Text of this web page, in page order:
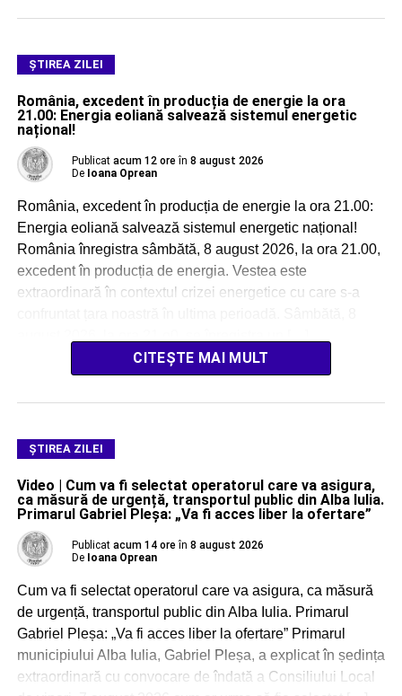
ŞTIREA ZILEI
România, excedent în producția de energie la ora
21.00: Energia eoliană salvează sistemul energetic
național!
Publicat acum 12 ore în 8 august 2026
De Ioana Oprean
România, excedent în producția de energie la ora 21.00:
Energia eoliană salvează sistemul energetic național!
România înregistra sâmbătă, 8 august 2026, la ora 21.00,
excedent în producția de energia. Vestea este
extraordinară în contextul crizei energetice cu care s-a
CITEȘTE MAI MULT
ŞTIREA ZILEI
Video | Cum va fi selectat operatorul care va asigura,
ca măsură de urgență, transportul public din Alba Iulia.
Primarul Gabriel Pleșa: „Va fi acces liber la ofertare”
Publicat acum 14 ore în 8 august 2026
De Ioana Oprean
Cum va fi selectat operatorul care va asigura, ca măsură
de urgență, transportul public din Alba Iulia. Primarul
Gabriel Pleșa: „Va fi acces liber la ofertare” Primarul
municipiului Alba Iulia, Gabriel Pleșa, a explicat în ședința
extraordinară cu convocare de îndată a Consiliului Local